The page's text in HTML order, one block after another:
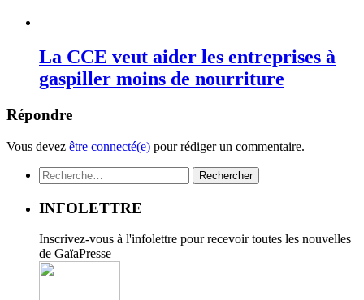
La CCE veut aider les entreprises à
gaspiller moins de nourriture
Répondre
Vous devez être connecté(e) pour rédiger un commentaire.
Rechercher :
INFOLETTRE
Inscrivez-vous à l'infolettre pour recevoir toutes les nouvelles
de GaïaPresse